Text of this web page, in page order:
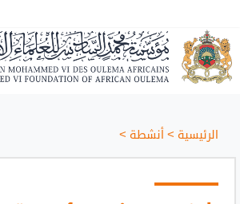
الرئيسية >أنشطة >